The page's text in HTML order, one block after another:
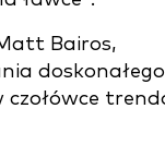
Bairos,
doskonałego